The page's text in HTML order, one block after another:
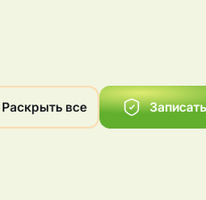
Раскрыть все